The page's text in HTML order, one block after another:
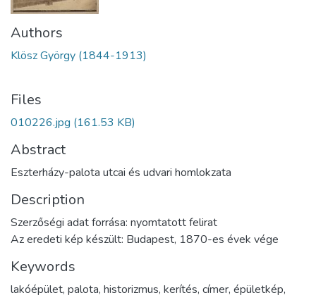
Authors
Klösz György (1844-1913)
Files
010226.jpg (161.53 KB)
Abstract
Eszterházy-palota utcai és udvari homlokzata
Description
Szerzőségi adat forrása: nyomtatott felirat
Az eredeti kép készült: Budapest, 1870-es évek vége
Keywords
lakóépület, palota, historizmus, kerítés, címer, épületkép,